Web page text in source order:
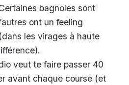
bagnoles sont
ont un feeling
les virages à haute
veut te faire passer 40
avant chaque course (et